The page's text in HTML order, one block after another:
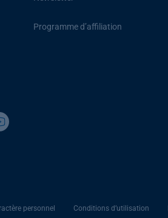
Programme d’affiliation
personnel Conditions d’utilisation